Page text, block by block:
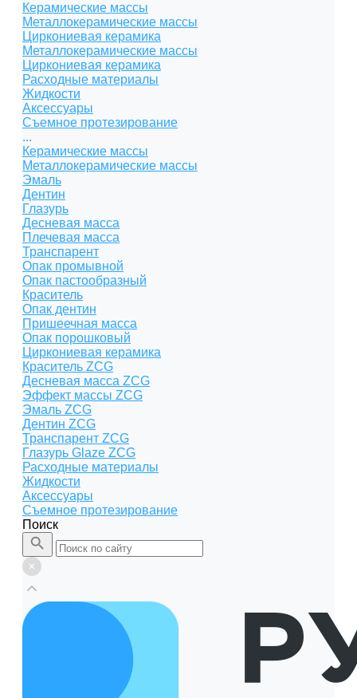
Керамические массы
Металлокерамические массы
Циркониевая керамика
Металлокерамические массы
Циркониевая керамика
Расходные материалы
Жидкости
Аксессуары
Съемное протезирование
...
Керамические массы
Металлокерамические массы
Эмаль
Дентин
Глазурь
Десневая масса
Плечевая масса
Транспарент
Опак промывной
Опак пастообразный
Краситель
Опак дентин
Пришеечная масса
Опак порошковый
Циркониевая керамика
Краситель ZCG
Десневая масса ZCG
Эффект массы ZCG
Эмаль ZCG
Дентин ZCG
Транспарент ZCG
Глазурь Glaze ZCG
Расходные материалы
Жидкости
Аксессуары
Съемное протезирование
Поиск